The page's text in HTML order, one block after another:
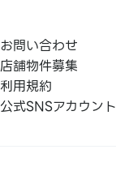
お問い合わせ
店舗物件募集
利用規約
公式SNSアカウント